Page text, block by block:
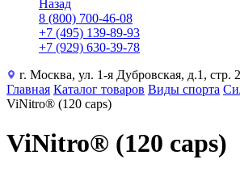
Назад
8 (800) 700-46-08
+7 (495) 139-89-93
+7 (929) 630-39-78
г. Москва, ул. 1-я Дубровская, д.1, стр. 2
Главная Каталог товаров Виды спорта
ViNitro® (120 caps)
ViNitro® (120 caps)